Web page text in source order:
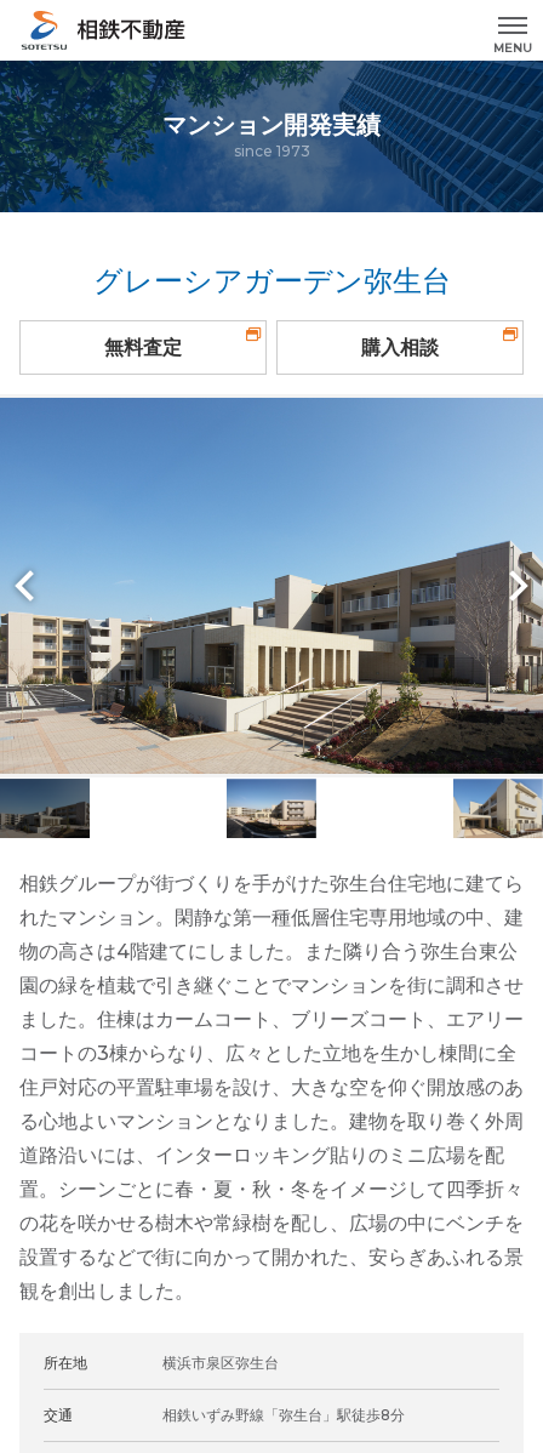
MENU
マンション開発実績
since 1973
グレーシアガーデン弥生台
無料査定 購入相談
相鉄グループが街づくりを手がけた弥生台住宅地に建てら
れたマンション。閑静な第一種低層住宅専用地域の中、建
物の高さは4階建てにしました。また隣り合う弥生台東公
園の緑を植栽で引き継ぐことでマンションを街に調和させ
ました。住棟はカームコート、ブリーズコート、エアリー
コートの3棟からなり、広々とした立地を生かし棟間に全
住戸対応の平置駐車場を設け、大きな空を仰ぐ開放感のあ
る心地よいマンションとなりました。建物を取り巻く外周
道路沿いには、インターロッキング貼りのミニ広場を配
置。シーンごとに春・夏・秋・冬をイメージして四季折々
の花を咲かせる樹木や常緑樹を配し、広場の中にベンチを
設置するなどで街に向かって開かれた、安らぎあふれる景
観を創出しました。
所在地 横浜市泉区弥生台
交通 相鉄いずみ野線「弥生台」駅徒歩8分